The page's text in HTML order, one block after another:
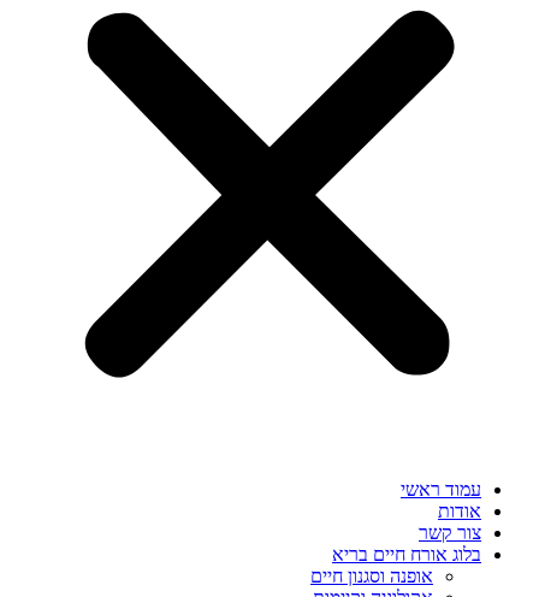
עמוד ראשי
אודות
צור קשר
בלוג אורח חיים בריא
אופנה וסגנון חיים